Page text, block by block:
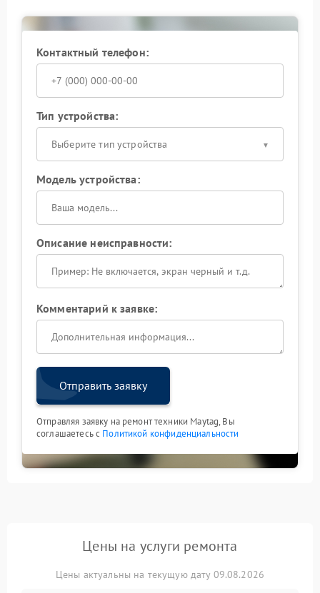
Контактный телефон:
Тип устройства:
Выберите тип устройства
Модель устройства:
Описание неисправности:
Комментарий к заявке:
Отправить заявку
Отправляя заявку на ремонт техники Maytag, Вы
соглашаетесь с Политикой конфиденциальности
Цены на услуги ремонта
Цены актуальны на текущую дату 09.08.2026